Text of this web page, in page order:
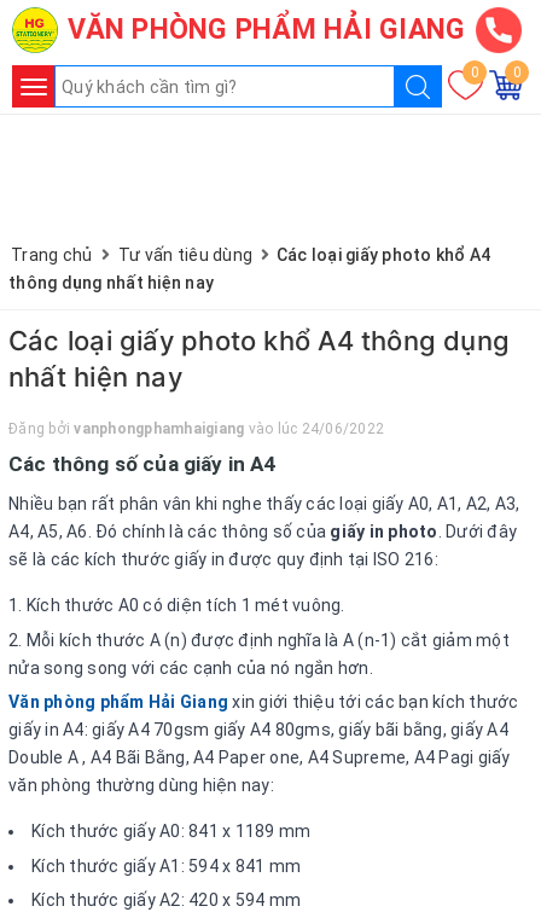
CÔNG TY VĂN PHÒNG PHẨM HẢI GIANG
Hotline:
090.215.9818.
VĂN PHÒNG PHẨM HẢI GIANG
Toggle
0 0
4 - File -Cặp - Túi tài liệu - Phong bì
5 - Đồ dùng, Dụng cụ văn phòng
6 - Con dấu – Mực dấu - Khắc dấu
8 - Tạp phẩm – Quà lưu niệm – Dịch vụ
9 - Đồ dùng học sinh – Dụng cụ học tập
10 - Sách giáo dục - Thiết bị trường học
11 - Bảng – Máy văn phòng – Bàn,ghế
12 - Phụ kiện vi tính – USB – Âm thanh
13 - Đèn Solar - Đèn năng lượng
Hợp tác & Tuyển dụng
Trang chủ Tư vấn tiêu dùng
Các loại giấy photo khổ A4
thông dụng nhất hiện nay
Các loại giấy photo khổ A4 thông dụng
nhất hiện nay
Đăng bởivanphongphamhaigiang vào lúc 24/06/2022
Các thông số của giấy in A4
Nhiều bạn rất phân vân khi nghe thấy các loại giấy A0, A1, A2, A3,
A4, A5, A6. Đó chính là các thông số của giấy in photo . Dưới đây
sẽ là các kích thước giấy in được quy định tại ISO 216:
Kích thước A0 có diện tích 1 mét vuông.
Mỗi kích thước A (n) được định nghĩa là A (n-1) cắt giảm một
nửa song song với các cạnh của nó ngắn hơn.
Văn phòng phẩm H ải Giang xin giới thiệu tới các bạn kích thước
giấy in A4: giấy A4 70gsm giấy A4 80gms, giấy bãi bằng, giấy A4
Double A , A4 Bãi Bằng, A4 Paper one, A4 Supreme, A4 Pagi giấy
văn phòng thường dùng hiện nay:
Kích thước giấy A0: 841 x 1189 mm
Kích thước giấy A1: 594 x 841 mm
Kích thước giấy A2: 420 x 594 mm